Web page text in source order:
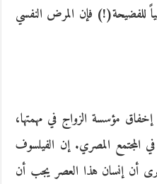
للفضيحة(!) فإن المرض النفسي
مؤسسة الزواج في مهمتها،
المجتمع المصري. إن الفيلسوف
أن إنسان هذا العصر يجب أن